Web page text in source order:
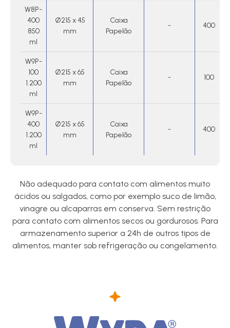
W8P-
400
850
ml
Ø215 x 45
mm
Caixa
Papelão
- 400
W9P-
100
1.200
ml
Ø215 x 65
mm
Caixa
Papelão
- 100
W9P-
400
1.200
ml
Ø215 x 65
mm
Caixa
Papelão
- 400
Não adequado para contato com alimentos muito
ácidos ou salgados, como por exemplo suco de limão,
vinagre ou alcaparras em conserva. Sem restrição
para contato com alimentos secos ou gordurosos. Para
armazenamento superior a 24h de outros tipos de
alimentos, manter sob refrigeração ou congelamento.